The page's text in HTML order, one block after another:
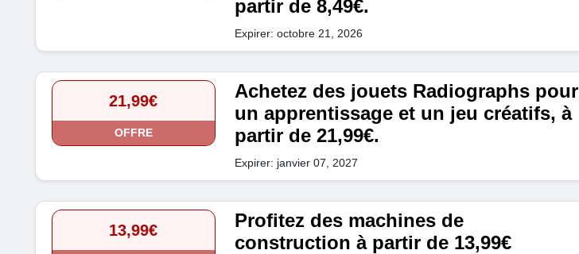
partir de 8,49€.
Expirer: octobre 21, 2026
21,99€
OFFRE
Achetez des jouets Radiographs pour
un apprentissage et un jeu créatifs, à
partir de 21,99€.
Expirer: janvier 07, 2027
13,99€
Profitez des machines de
construction à partir de 13,99€